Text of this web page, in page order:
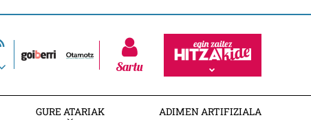
Sartu
GURE ATARIAK ADIMEN ARTIFIZIALA